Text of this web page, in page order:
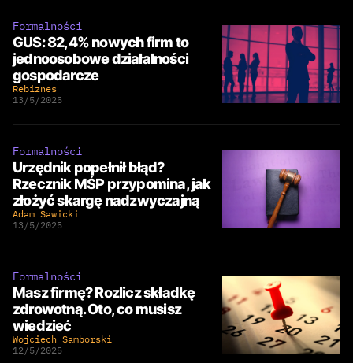
Formalności
GUS: 82,4% nowych firm to
jednoosobowe działalności
gospodarcze
Rebiznes
13/5/2025
Formalności
Urzędnik popełnił błąd?
Rzecznik MŚP przypomina, jak
złożyć skargę nadzwyczajną
Adam Sawicki
13/5/2025
Formalności
Masz firmę? Rozlicz składkę
zdrowotną. Oto, co musisz
wiedzieć
Wojciech Samborski
12/5/2025